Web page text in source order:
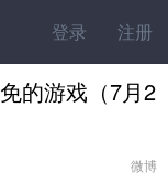
登录 注册
的游戏（7月2
微博